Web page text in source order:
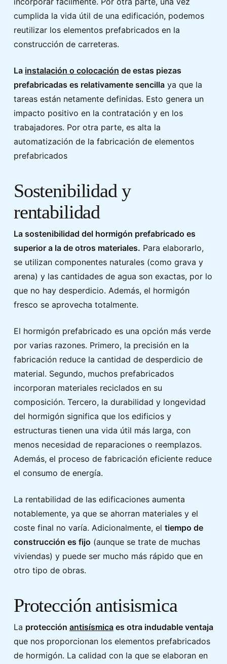
cumplida la vida útil de una edificación, podemos
reutilizar los elementos prefabricados en la
construcción de carreteras.
La instalación o colocación de estas piezas
prefabricadas es relativamente sencillaya que la
tareas están netamente definidas. Esto genera un
impacto positivo en la contratación y en los
trabajadores. Por otra parte, es alta la
automatización de la fabricación de elementos
prefabricados
Sostenibilidad y
rentabilidad
La sostenibilidad del hormigón prefabricado es
superior a la de otros materiales. Para elaborarlo,
se utilizan componentes naturales (como grava y
arena) y las cantidades de agua son exactas, por lo
que no hay desperdicio. Además, el hormigón
fresco se aprovecha totalmente.
El hormigón prefabricado es una opción más verde
por varias razones. Primero, la precisión en la
fabricación reduce la cantidad de desperdicio de
material. Segundo, muchos prefabricados
incorporan materiales reciclados en su
composición. Tercero, la durabilidad y longevidad
del hormigón significa que los edificios y
estructuras tienen una vida útil más larga, con
menos necesidad de reparaciones o reemplazos.
Además, el proceso de fabricación eficiente reduce
el consumo de energía.
La rentabilidad de las edificaciones aumenta
notablemente, ya que se ahorran materiales y el
coste final no varía. Adicionalmente, el tiempo de
construcción es fijo (aunque se trate de muchas
viviendas) y puede ser mucho más rápido que en
otro tipo de obras.
Protección antisismica
La protección antisísmicaes otra indudable ventaja
que nos proporcionan los elementos prefabricados
de hormigón. La calidad con la que se elaboran en